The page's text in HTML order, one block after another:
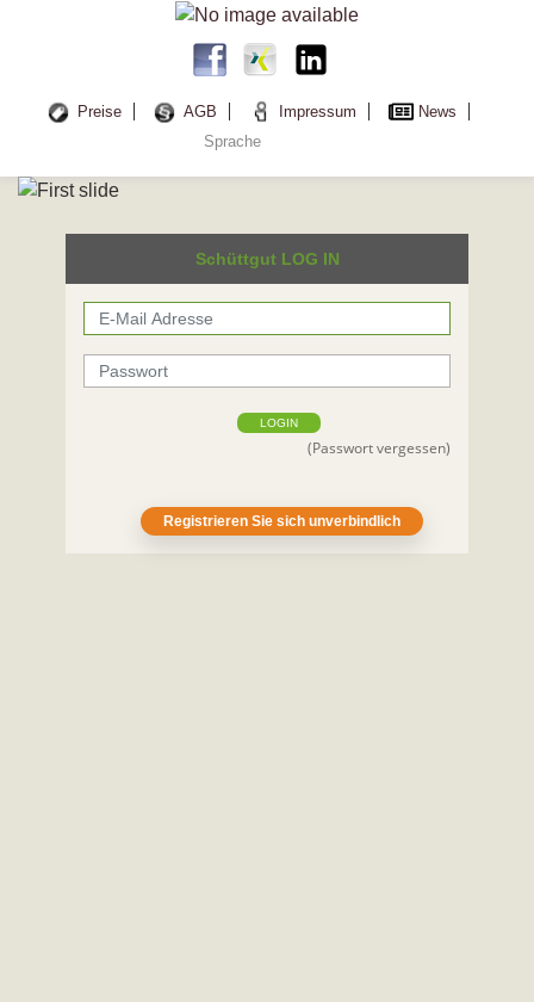
Preise AGB Impressum
News
Sprache
Schüttgut LOG IN
LOGIN
(Passwort vergessen)
Registrieren Sie sich unverbindlich